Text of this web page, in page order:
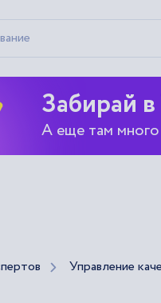
Забирай
А еще там
Управление